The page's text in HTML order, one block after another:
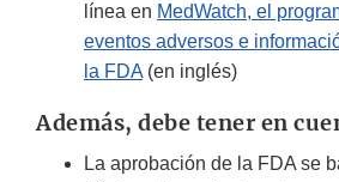
línea en MedWatch, el
eventos adversos e
la FDA (en inglés)
Además, debe tener en
La aprobación de la FDA se